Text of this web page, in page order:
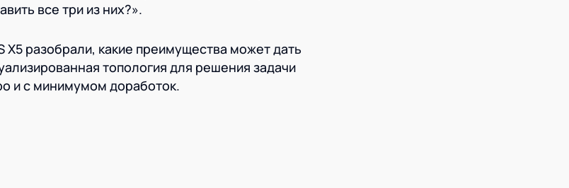
все три из них?».
X5 разобрали, какие преимущества может дать
топология для решения задачи
и с минимумом доработок.